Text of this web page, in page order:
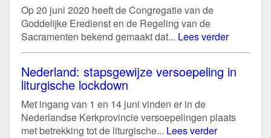
Op 20 juni 2020 heeft de Congregatie van de
Goddelijke Eredienst en de Regeling van de
Sacramenten bekend gemaakt dat... Lees verder
Nederland: stapsgewijze versoepeling in
liturgische lockdown
Met ingang van 1 en 14 juni vinden er in de
Nederlandse Kerkprovincie versoepelingen plaats
met betrekking tot de liturgische... Lees verder